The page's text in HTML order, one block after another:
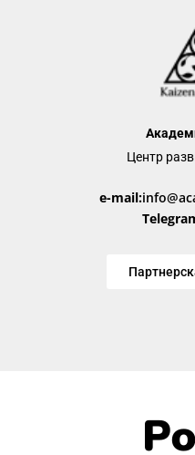
Центр
e-mail: